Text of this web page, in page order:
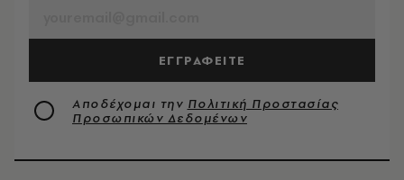
ΕΓΓΡΑΦΕΙΤΕ
Αποδέχομαι την Πολιτική Προστασίας
Προσωπικών Δεδομένων